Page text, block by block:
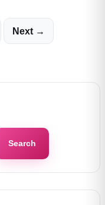
Next →
Search